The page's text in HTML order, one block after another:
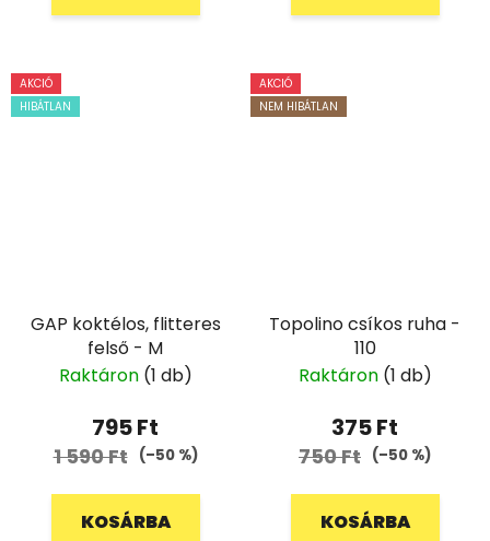
AKCIÓ
HIBÁTLAN
GAP koktélos, flitteres
felső - M
Raktáron (1 db)
795 Ft
1 590 Ft (–50 %)
KOSÁRBA
AKCIÓ
NEM HIBÁTLAN
Topolino csíkos ruha -
110
Raktáron (1 db)
375 Ft
750 Ft (–50 %)
KOSÁRBA